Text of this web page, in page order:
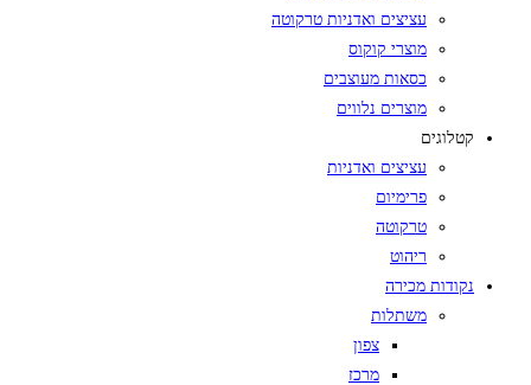
עציצים ואדניות טרקוטה
מוצרי קוקוס
כסאות מעוצבים
מוצרים נלווים
קטלוגים
עציצים ואדניות
פרימיום
טרקוטה
ריהוט
נקודות מכירה
משתלות
צפון
מרכז